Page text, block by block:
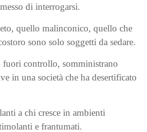
di interrogarsi.
quello malinconico, quello che
sono solo soggetti da sedare.
fuori controllo, somministrano
in una società che ha desertificato
a chi cresce in ambienti
e frantumati.